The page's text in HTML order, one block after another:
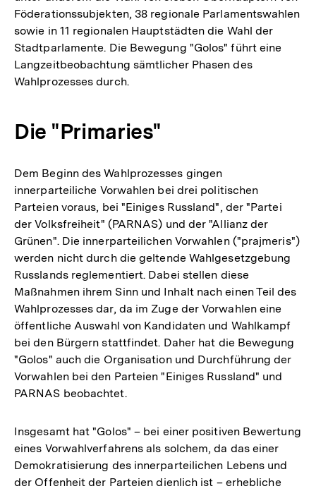
Föderationssubjekten, 38 regionale Parlamentswahlen
sowie in 11 regionalen Hauptstädten die Wahl der
Stadtparlamente. Die Bewegung "Golos" führt eine
Langzeitbeobachtung sämtlicher Phasen des
Wahlprozesses durch.
Die "Primaries"
Dem Beginn des Wahlprozesses gingen
innerparteiliche Vorwahlen bei drei politischen
Parteien voraus, bei "Einiges Russland", der "Partei
der Volksfreiheit" (PARNAS) und der "Allianz der
Grünen". Die innerparteilichen Vorwahlen ("prajmeris")
werden nicht durch die geltende Wahlgesetzgebung
Russlands reglementiert. Dabei stellen diese
Maßnahmen ihrem Sinn und Inhalt nach einen Teil des
Wahlprozesses dar, da im Zuge der Vorwahlen eine
öffentliche Auswahl von Kandidaten und Wahlkampf
bei den Bürgern stattfindet. Daher hat die Bewegung
"Golos" auch die Organisation und Durchführung der
Vorwahlen bei den Parteien "Einiges Russland" und
PARNAS beobachtet.
Insgesamt hat "Golos" – bei einer positiven Bewertung
eines Vorwahlverfahrens als solchem, da das einer
Demokratisierung des innerparteilichen Lebens und
der Offenheit der Parteien dienlich ist – erhebliche